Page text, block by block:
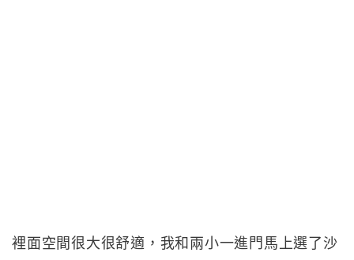
裡面空間很大很舒適，我和兩小一進門馬上選了沙